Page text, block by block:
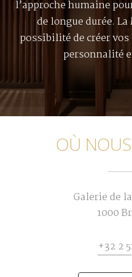
l’approche humaine
de longue durée.
possibilité de créer
personnalité
OÙ
Galerie de
1000
+32 2